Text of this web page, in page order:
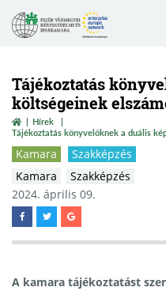
Tájékoztatás
költségeinek
Hírek
Tájékoztatás könyvelőknek a duális
Kamara
Szakképzés
Kamara
Szakképzés
2024. április 09.
A kamara tájékoztatást